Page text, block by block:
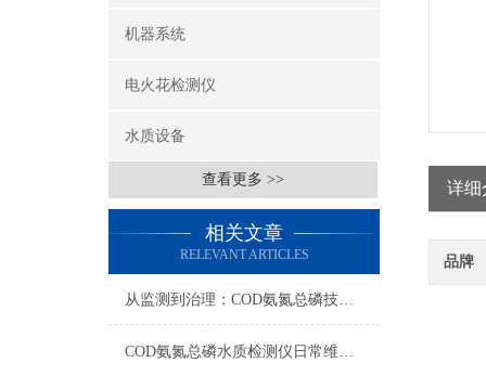
机器系统
电火花检测仪
水质设备
查看更多 >>
相关文章
RELEVANT ARTICLES
从监测到治理：COD氨氮总磷技术的双领域实战解析
COD氨氮总磷水质检测仪日常维护与试剂管理，降低故障率就靠这几招
详细
品牌